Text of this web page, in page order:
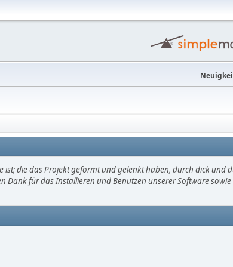
die das Projekt geformt und gelenkt haben, durch dick und
Dank für das Installieren und Benutzen unserer Software